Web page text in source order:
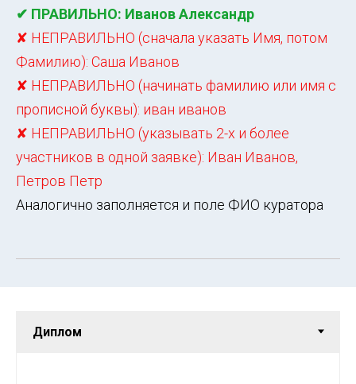
✔ ПРАВИЛЬНО: Иванов Александр
✘ НЕПРАВИЛЬНО (сначала указать Имя, потом
Фамилию): Саша Иванов
✘ НЕПРАВИЛЬНО (начинать фамилию или имя с
прописной буквы): иван иванов
✘ НЕПРАВИЛЬНО (указывать 2-х и более
участников в одной заявке): Иван Иванов,
Петров Петр
Аналогично заполняется и поле ФИО куратора